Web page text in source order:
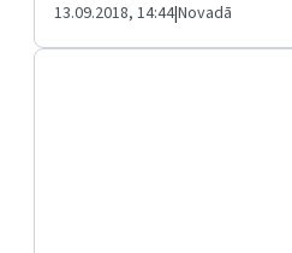
13.09.2018, 14:44|Novadā